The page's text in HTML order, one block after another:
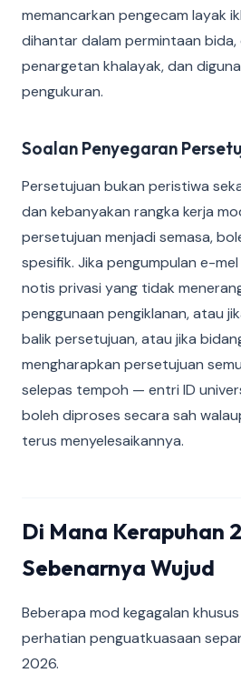
memancarkan pengecam layak
dihantar dalam permintaan bida,
penargetan khalayak, dan
pengukuran.
Soalan Penyegaran
Persetujuan bukan peristiwa
dan kebanyakan rangka kerja
persetujuan menjadi semasa,
spesifik. Jika pengumpulan e-
notis privasi yang tidak
penggunaan pengiklanan, atau
balik persetujuan, atau jika
mengharapkan persetujuan
selepas tempoh — entri ID
boleh diproses secara sah
terus menyelesaikannya.
Di Mana Kerapuhan
Sebenarnya Wujud
Beberapa mod kegagalan
perhatian penguatkuasaan
2026.